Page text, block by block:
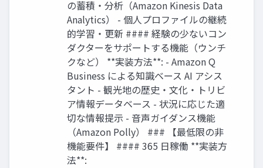
の蓄積・分析（Amazon Kinesis Data
Analytics） - 個人プロファイルの継続
的学習・更新 #### 経験の少ないコン
ダクターをサポートする機能（ウンチ
クなど） **実装方法**: - Amazon Q
Business による知識ベース AI アシス
タント - 観光地の歴史・文化・トリビ
ア情報データベース - 状況に応じた適
切な情報提示 - 音声ガイダンス機能
（Amazon Polly） ### 【最低限の非
機能要件】 #### 365 日稼働 **実装方
法**: